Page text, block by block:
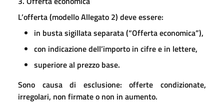
L’offerta (modello Allegato 2) deve essere:
in busta sigillata separata (“Offerta economica”),
con indicazione dell’importo in cifre e in lettere,
superiore al prezzo base.
Sono causa di esclusione: offerte condizionate,
irregolari, non firmate o non in aumento.